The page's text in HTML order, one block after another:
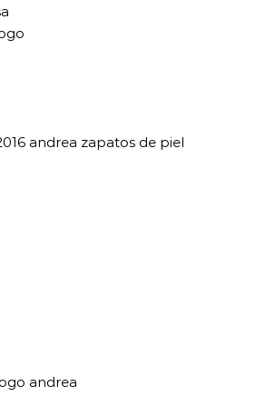
andrea zapatos de piel
andrea